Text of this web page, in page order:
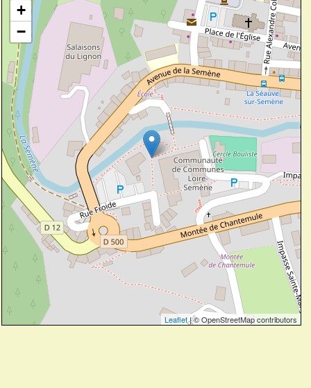
+
−
Leaflet| © OpenStreetMap contributors